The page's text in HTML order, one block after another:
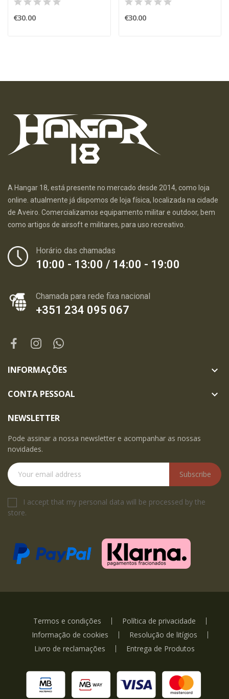
€30.00 €30.00
A Hangar 18, está presente no mercado desde 2014, como loja
online. atualmente já dispomos de loja física, localizada na cidade
de Aveiro. Comercializamos equipamento militar e outdoor, bem
como artigos de airsoft e militares, para uso recreativo.
Horário das chamadas
10:00 - 13:00 / 14:00 - 19:00
Chamada para rede fixa nacional
+351 234 095 067
INFORMAÇÕES 
CONTA PESSOAL 
NEWSLETTER
Pode assinar a nossa newsletter e acompanhar as nossas
novidades.
Subscribe
I accept that my personal data will be processed by the
store.
Termos e condições
Política de privacidade
Informação de cookies
Resolução de litígios
Livro de reclamações
Entrega de Produtos